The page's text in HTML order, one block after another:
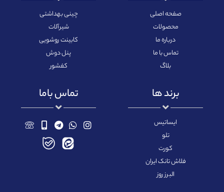
صفحه اصلی
محصولات
درباره ما
تماس با ما
بلاگ
چینی بهداشتی
شیرآلات
کابینت روشویی
پنل دوش
کفشور
برند ها
ایساتیس
تلو
کورت
فلاش تانک ایران
البرز روز
تماس باما